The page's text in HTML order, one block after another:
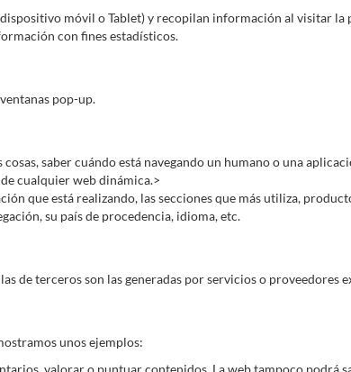
móvil o Tablet) y recopilan información al visitar
con fines estadísticos.
pop-up.
saber cuándo está navegando un humano o una
cualquier web dinámica.>
que está realizando, las secciones que más utiliza,
su país de procedencia, idioma, etc.
de terceros son las generadas por servicios o proveedores
unos ejemplos:
valorar o puntuar contenidos. La web tampoco podrá